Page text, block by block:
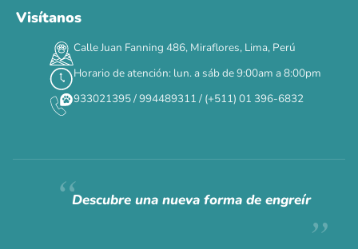
Visítanos
Calle Juan Fanning 486, Miraflores, Lima, Perú
Horario de atención: lun. a sáb de 9:00am a 8:00pm
933021395 / 994489311 / (+511) 01 396-6832
Descubre una nueva forma de engreír